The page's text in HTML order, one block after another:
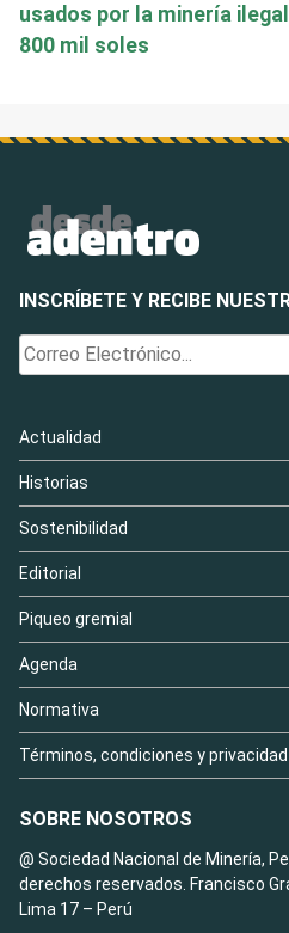
usados por la minería
800 mil soles
INSCRÍBETE Y RECIBE
Actualidad
Historias
Sostenibilidad
Editorial
Piqueo gremial
Agenda
Normativa
Términos, condiciones y privacidad
SOBRE NOSOTROS
@ Sociedad Nacional de Minería,
derechos reservados. Francisco
Lima 17 – Perú